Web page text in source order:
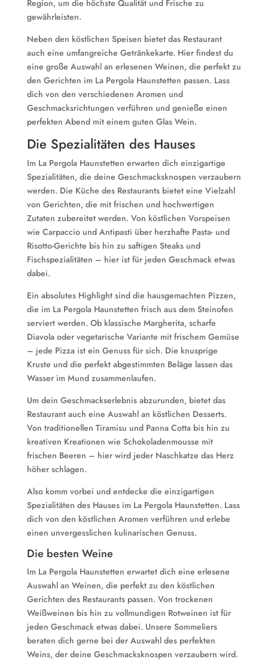
Region, um die höchste Qualität und Frische zu
gewährleisten.
Neben den köstlichen Speisen bietet das Restaurant
auch eine umfangreiche Getränkekarte. Hier findest du
eine große Auswahl an erlesenen Weinen, die perfekt zu
den Gerichten im La Pergola Haunstetten passen. Lass
dich von den verschiedenen Aromen und
Geschmacksrichtungen verführen und genieße einen
perfekten Abend mit einem guten Glas Wein.
Die Spezialitäten des Hauses
Im La Pergola Haunstetten erwarten dich einzigartige
Spezialitäten, die deine Geschmacksknospen verzaubern
werden. Die Küche des Restaurants bietet eine Vielzahl
von Gerichten, die mit frischen und hochwertigen
Zutaten zubereitet werden. Von köstlichen Vorspeisen
wie Carpaccio und Antipasti über herzhafte Pasta- und
Risotto-Gerichte bis hin zu saftigen Steaks und
Fischspezialitäten – hier ist für jeden Geschmack etwas
dabei.
Ein absolutes Highlight sind die hausgemachten Pizzen,
die im La Pergola Haunstetten frisch aus dem Steinofen
serviert werden. Ob klassische Margherita, scharfe
Diavola oder vegetarische Variante mit frischem Gemüse
– jede Pizza ist ein Genuss für sich. Die knusprige
Kruste und die perfekt abgestimmten Beläge lassen das
Wasser im Mund zusammenlaufen.
Um dein Geschmackserlebnis abzurunden, bietet das
Restaurant auch eine Auswahl an köstlichen Desserts.
Von traditionellen Tiramisu und Panna Cotta bis hin zu
kreativen Kreationen wie Schokoladenmousse mit
frischen Beeren – hier wird jeder Naschkatze das Herz
höher schlagen.
Also komm vorbei und entdecke die einzigartigen
Spezialitäten des Hauses im La Pergola Haunstetten. Lass
dich von den köstlichen Aromen verführen und erlebe
einen unvergesslichen kulinarischen Genuss.
Die besten Weine
Im La Pergola Haunstetten erwartet dich eine erlesene
Auswahl an Weinen, die perfekt zu den köstlichen
Gerichten des Restaurants passen. Von trockenen
Weißweinen bis hin zu vollmundigen Rotweinen ist für
jeden Geschmack etwas dabei. Unsere Sommeliers
beraten dich gerne bei der Auswahl des perfekten
Weins, der deine Geschmacksknospen verzaubern wird.